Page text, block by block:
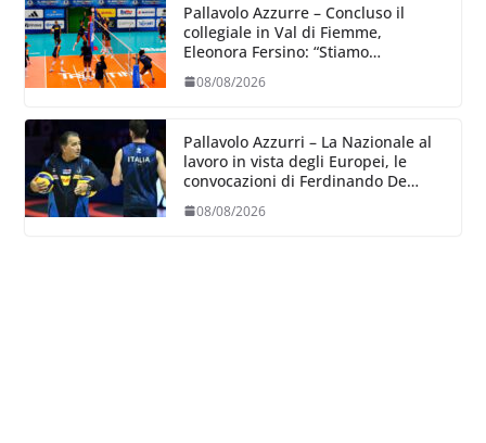
Pallavolo Azzurre – Concluso il
collegiale in Val di Fiemme,
Eleonora Fersino: “Stiamo
dove poter migliorare”.
08/08/2026
Pallavolo Azzurri – La Nazionale al
lavoro in vista degli Europei, le
convocazioni di Ferdinando De
08/08/2026